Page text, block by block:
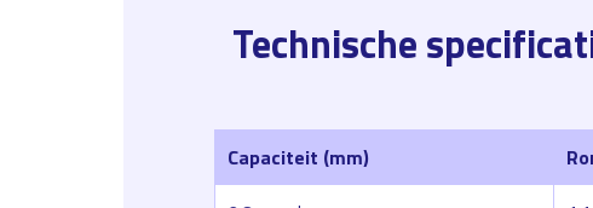
Technische
Capaciteit (mm)